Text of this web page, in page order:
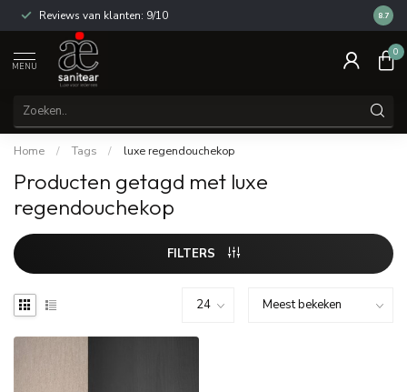
Reviews van klanten: 9/10 14
8.7
MENU
0
Home / Tags / luxe regendouchekop
Producten getagd met luxe
regendouchekop
FILTERS